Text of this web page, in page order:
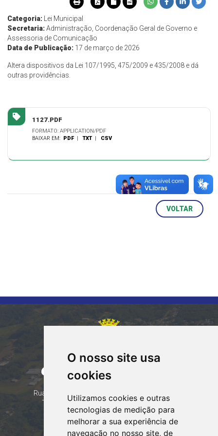
O nosso site usa
cookies
Utilizamos cookies e outras
tecnologias de medição para
melhorar a sua experiência de
navegação no nosso site, de
Categoria:
Lei Municipal
Secretaria:Administração, Coordenação Geral de Governo e
Assessoria de Comunicação
Data de Publicação: 17 de março de 2026
Altera dispositivos da Lei 107/1995, 475/2009 e 435/2008 e dá
outras providências.
1127.PDF
FORMATO: APPLICATION/PDF
BAIXAR EM: PDF |TXT | CSV
VOLTAR
CORUMBATAÍ DO SUL
PARANÁ
Rua Tocantins 153 Corumbataí - CEP: 86.970-000
Telefone: (44) 99935-8828, (44) 99935-8839
contato@corumbataidosul.pr.gov.br